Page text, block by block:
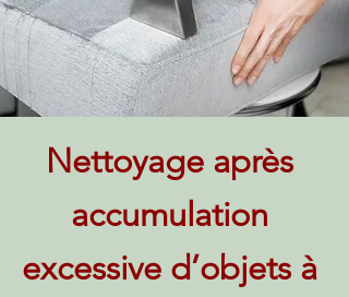
Nettoyage après
accumulation
excessive d’objets à